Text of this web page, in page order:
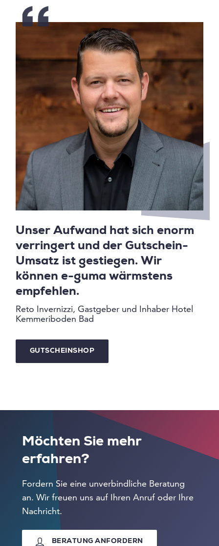
Unser Aufwand hat sich enorm
verringert und der Gutschein-
Umsatz ist gestiegen. Wir
können e-guma wärmstens
empfehlen.
Reto Invernizzi, Gastgeber und Inhaber Hotel
Kemmeriboden Bad
GUTSCHEINSHOP
Möchten Sie mehr
erfahren?
Fordern Sie eine unverbindliche Beratung
an. Wir freuen uns auf Ihren Anruf oder Ihre
Nachricht.
BERATUNG ANFORDERN